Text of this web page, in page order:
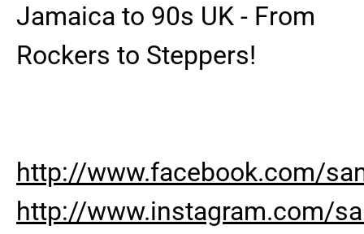
Jamaica to 90s UK - From
Rockers to Steppers!
http://www.facebook.com/
http://www.instagram.com/